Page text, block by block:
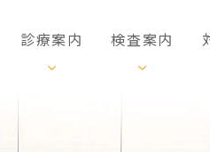
診療案内 検査案内